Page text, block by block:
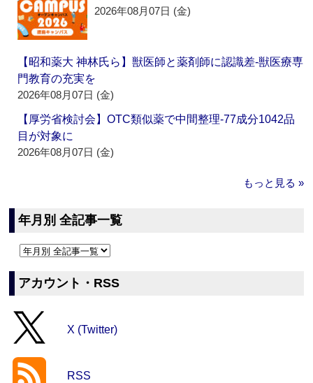
2026年08月07日 (金)
【昭和薬大 神林氏ら】獣医師と薬剤師に認識差‐獣医療専
門教育の充実を
2026年08月07日 (金)
【厚労省検討会】OTC類似薬で中間整理‐77成分1042品
目が対象に
2026年08月07日 (金)
もっと見る »
年月別 全記事一覧
アカウント・RSS
X (Twitter)
RSS